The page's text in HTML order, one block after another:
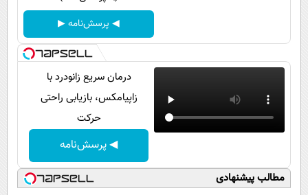
حیات وحش
◀ پرسش‌نامه ▶
درمان سریع زانودرد با
زاپیامکس، بازیابی راحتی
حرکت
◀ پرسش‌نامه
مطالب پیشنهادی